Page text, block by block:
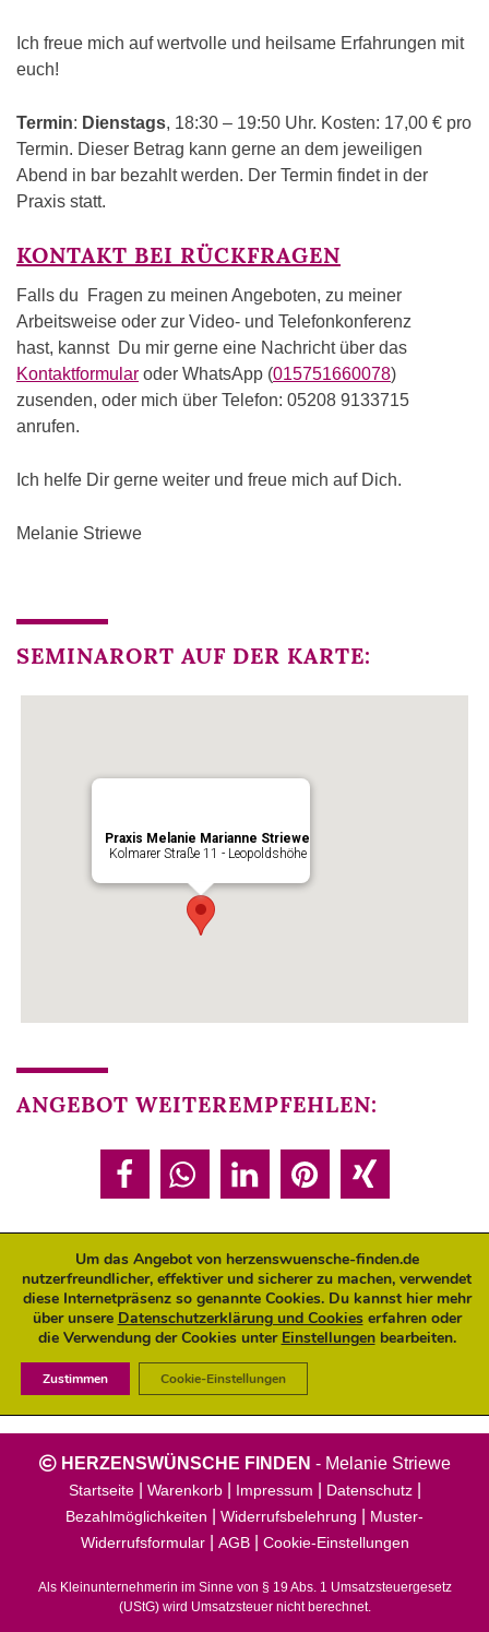
Ich freue mich auf wertvolle und heilsame Erfahrungen mit
euch!
Termin: Dienstags, 18:30 – 19:50 Uhr. Kosten: 17,00 € pro
Termin. Dieser Betrag kann gerne an dem jeweiligen
Abend in bar bezahlt werden. Der Termin findet in der
Praxis statt.
KONTAKT BEI RÜCKFRAGEN
Falls du Fragen zu meinen Angeboten, zu meiner
Arbeitsweise oder zur Video- und Telefonkonferenz
hast, kannst Du mir gerne eine Nachricht über das
Kontaktformular oder WhatsApp (015751660078)
zusenden, oder mich über Telefon: 05208 9133715
anrufen.
Ich helfe Dir gerne weiter und freue mich auf Dich.
Melanie Striewe
SEMINARORT AUF DER KARTE:
Praxis Melanie Marianne Striewe
Kolmarer Straße 11 - Leopoldshöhe
ANGEBOT WEITEREMPFEHLEN:
ANGEBOT JETZT BUCHEN:
Buchungen sind für diese Veranstaltung geschlossen.
HERZENSWÜNSCHE FINDEN - Melanie Striewe
Startseite| Warenkorb| Impressum Datenschutz|
Bezahlmöglichkeiten Widerrufsbelehrung
Muster-
Widerrufsformular| AGB| Cookie-Einstellungen
Als Kleinunternehmerin im Sinne von § 19 Abs. 1 Umsatzsteuergesetz
(UStG) wird Umsatzsteuer nicht berechnet.
Um das Angebot von herzenswuensche-finden.de
nutzerfreundlicher, effektiver und sicherer zu machen, verwendet
diese Internetpräsenz so genannte Cookies. Du kannst hier mehr
über unsere Datenschutzerklärung und Cookieserfahren oder
die Verwendung der Cookies unter Einstellungenbearbeiten.
Zustimmen Cookie-Einstellungen